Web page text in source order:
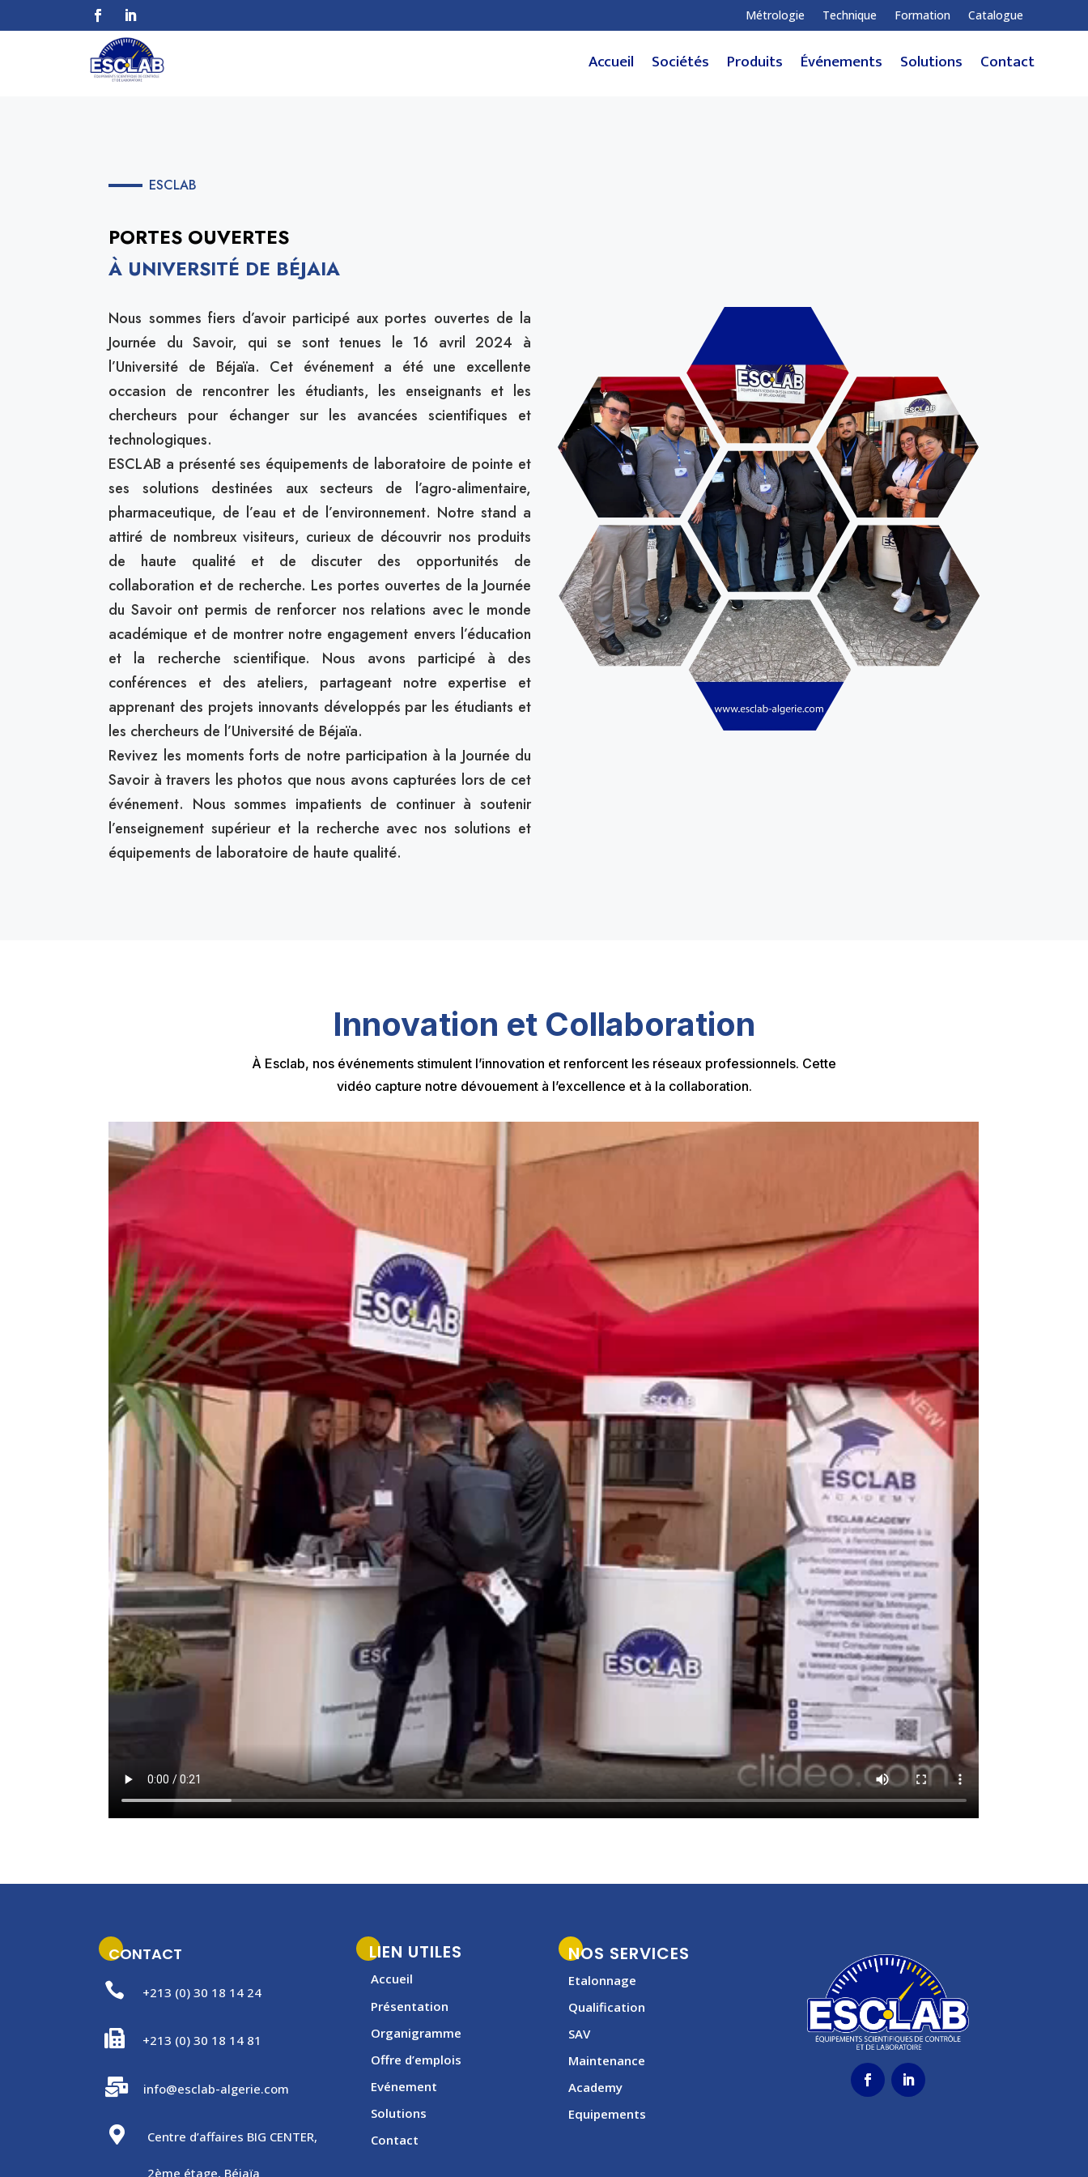
Métrologie Technique Formation Catalogue
Accueil Sociétés Produits Événements Solutions Contact
ESCLAB
PORTES OUVERTES
À UNIVERSITÉ DE BÉJAIA
Nous sommes fiers d’avoir participé aux portes ouvertes de la
Journée du Savoir, qui se sont tenues le 16 avril 2024 à
l’Université de Béjaïa. Cet événement a été une excellente
occasion de rencontrer les étudiants, les enseignants et les
chercheurs pour échanger sur les avancées scientifiques et
technologiques.
ESCLAB a présenté ses équipements de laboratoire de pointe et
ses solutions destinées aux secteurs de l’agro-alimentaire,
pharmaceutique, de l’eau et de l’environnement. Notre stand a
attiré de nombreux visiteurs, curieux de découvrir nos produits
de haute qualité et de discuter des opportunités de
collaboration et de recherche. Les portes ouvertes de la Journée
du Savoir ont permis de renforcer nos relations avec le monde
académique et de montrer notre engagement envers l’éducation
et la recherche scientifique. Nous avons participé à des
conférences et des ateliers, partageant notre expertise et
apprenant des projets innovants développés par les étudiants et
les chercheurs de l’Université de Béjaïa.
Revivez les moments forts de notre participation à la Journée du
Savoir à travers les photos que nous avons capturées lors de cet
événement. Nous sommes impatients de continuer à soutenir
l’enseignement supérieur et la recherche avec nos solutions et
équipements de laboratoire de haute qualité.
Innovation et Collaboration
À Esclab, nos événements stimulent l’innovation et renforcent les réseaux professionnels. Cette
vidéo capture notre dévouement à l’excellence et à la collaboration.
CONTACT

+213 (0) 30 18 14 24
 +213 (0) 30 18 14 81
 info@esclab-algerie.com
 Centre d’affaires BIG CENTER,
2ème étage, Béjaïa
LIEN UTILES
Accueil
Présentation
Organigramme
Offre d’emplois
Evénement
Solutions
Contact
NOS SERVICES
Etalonnage
Qualification
SAV
Maintenance
Academy
Equipements